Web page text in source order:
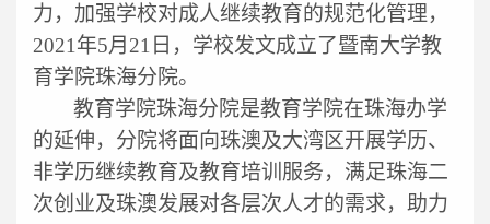
力，加强学校对成人继续教育的规范化管理，
2021 年5月 21 日，学校发文成立了暨南大学教
育学院珠海分院。
教育学院珠海分院是教育学院在珠海办学
的延伸，分院将面向珠澳及大湾区开展学历、
非学历继续教育及教育培训服务，满足珠海二
次创业及珠澳发展对各层次人才的需求，助力